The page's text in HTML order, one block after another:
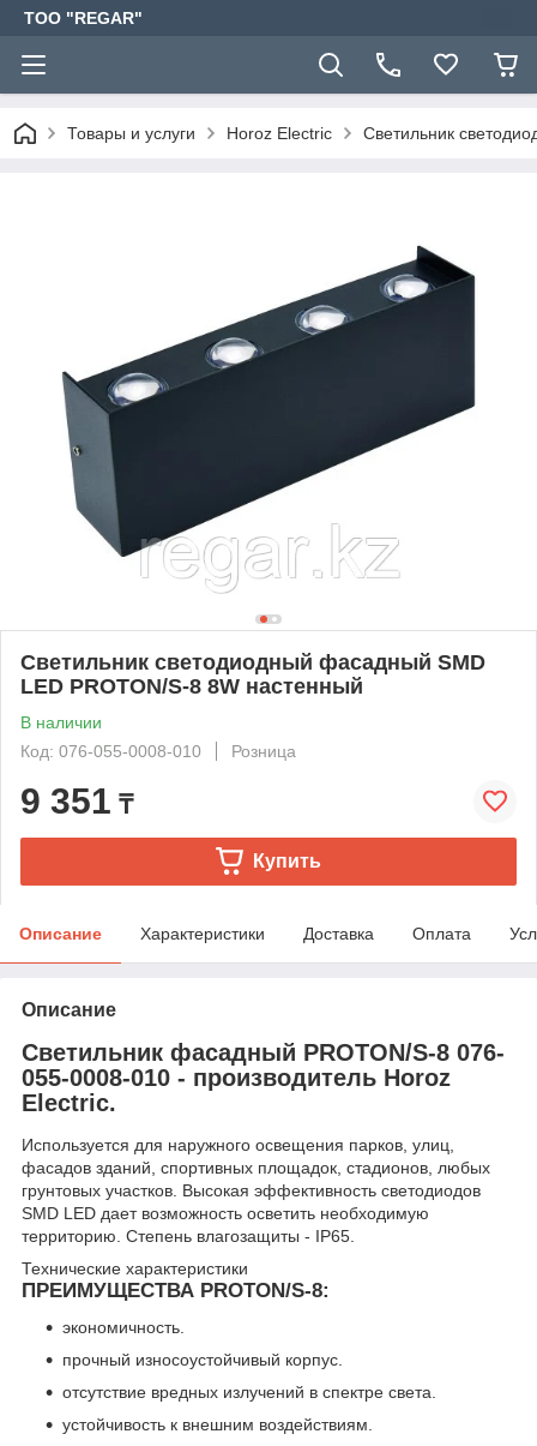
TOO "REGAR"
Товары и услуги Horoz Electric Светильник
Светильник светодиодный фасадный SMD
LED PROTON/S-8 8W настенный
В наличии
Код: 076-055-0008-010
Розница
9 351 ₸
Купить
Описание Характеристики Доставка Оплата
Описание
Светильник фасадный PROTON/S-8 076-
055-0008-010 - производитель Horoz
Electric.
Используется для наружного освещения парков, улиц,
фасадов зданий, спортивных площадок, стадионов, любых
грунтовых участков. Высокая эффективность светодиодов
SMD LED дает возможность осветить необходимую
территорию. Cтепень влагозащиты - IP65.
Технические характеристики
ПРЕИМУЩЕСТВА PROTON/S-8:
экономичность.
прочный износоустойчивый корпус.
отсутствие вредных излучений в спектре света.
устойчивость к внешним воздействиям.